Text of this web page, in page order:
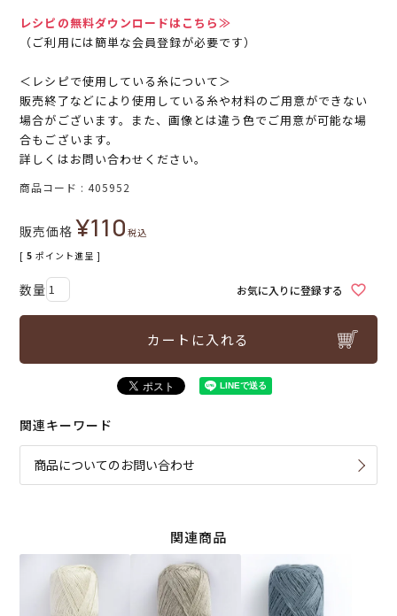
レシピの無料ダウンロードはこちら≫
（ご利用には簡単な会員登録が必要です）
＜レシピで使用している糸について＞
販売終了などにより使用している糸や材料のご用意ができない
場合がございます。また、画像とは違う色でご用意が可能な場
合もございます。
詳しくはお問い合わせください。
商品コード 405952
販売価格 ¥110税込
[ 5 ポイント進呈 ]
お気に入りに登録する
カートに入れる
関連キーワード
商品についてのお問い合わせ
関連商品